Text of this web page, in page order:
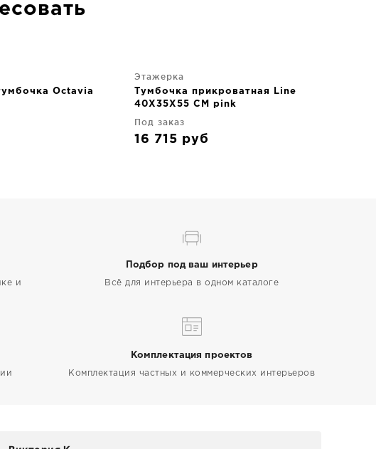
Octavia
Этажерка
Тумбочка прикроватная Line
40X35X55 CM pink
Под заказ
16 715 руб
и
Подбор под ваш интерьер
Всё для интерьера в одном каталоге
Комплектация проектов
Комплектация частных и коммерческих интерьеров